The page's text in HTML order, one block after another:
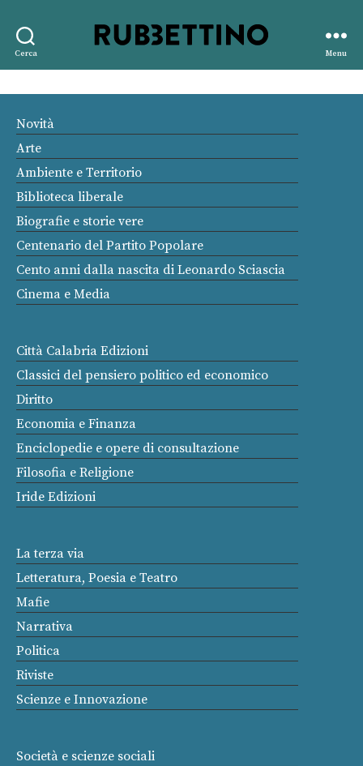
Cerca
editore
Menu
Novità
Arte
Ambiente e Territorio
Biblioteca liberale
Biografie e storie vere
Centenario del Partito Popolare
Cento anni dalla nascita di Leonardo Sciascia
Cinema e Media
Città Calabria Edizioni
Classici del pensiero politico ed economico
Diritto
Economia e Finanza
Enciclopedie e opere di consultazione
Filosofia e Religione
Iride Edizioni
La terza via
Letteratura, Poesia e Teatro
Mafie
Narrativa
Politica
Riviste
Scienze e Innovazione
Società e scienze sociali